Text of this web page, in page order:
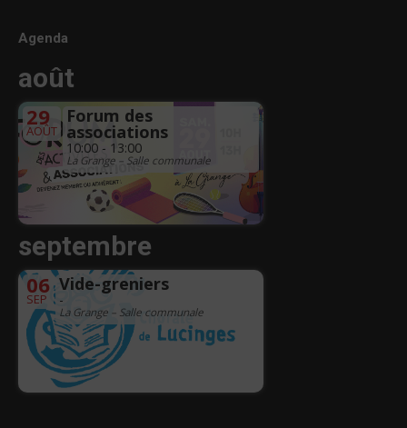
Agenda
août
29
AOÛT
Forum des
associations
10:00 - 13:00
La Grange – Salle communale
septembre
06
SEP
Vide-greniers
-
La Grange – Salle communale